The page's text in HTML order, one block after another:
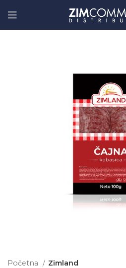
Početna Zimland